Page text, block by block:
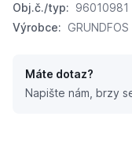
Obj.č./typ: 96010981
Výrobce:
Máte dotaz?
Napište nám, brzy